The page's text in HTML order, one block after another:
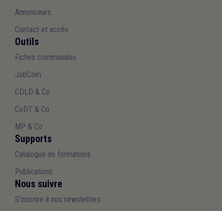
Annonceurs
Contact et accès
Outils
Fiches communales
JobCom
CDLD & Co
CoDT & Co
MP & Co
Supports
Catalogue de formations
Publications
Nous suivre
S'inscrire à nos newsletters